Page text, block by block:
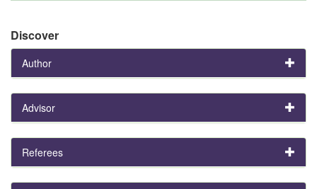
Discover
Author
Advisor
Referees